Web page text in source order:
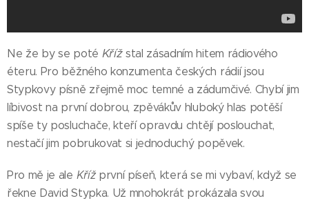
Ne že by se poté Křížstal zásadním hitem rádiového
éteru. Pro běžného konzumenta českých rádií jsou
Stypkovy písně zřejmě moc temné a zádumčivé. Chybí jim
líbivost na první dobrou, zpěvákův hluboký hlas potěší
spíše ty posluchače, kteří opravdu chtějí poslouchat,
nestačí jim pobrukovat si jednoduchý popěvek.
Pro mě je ale Křížprvní píseň, která se mi vybaví, když se
řekne David Stypka. Už mnohokrát prokázala svou